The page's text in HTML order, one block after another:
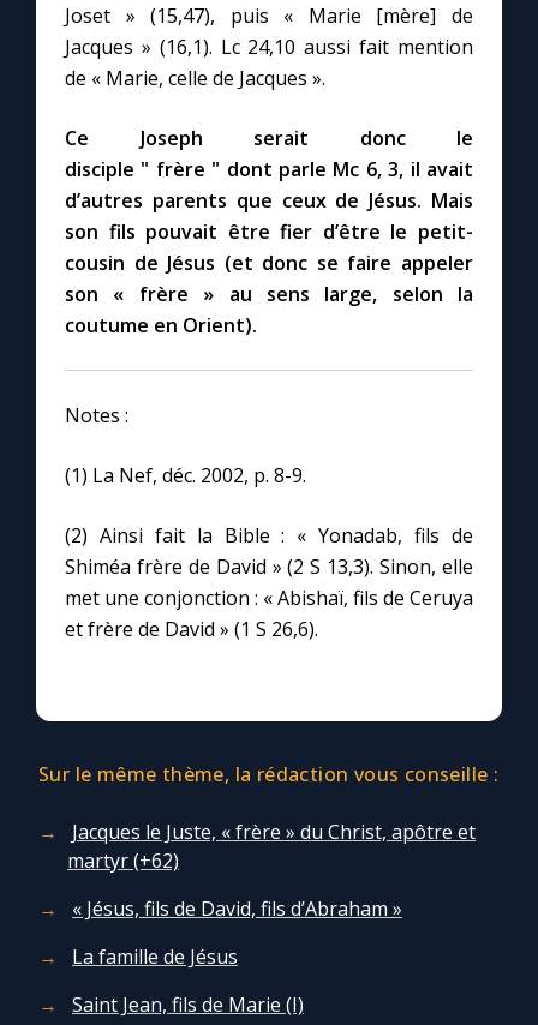
Contact
Faire un don
Marie de Nazareth
Joset » (15,47), puis « Marie [mère] de
Jacques » (16,1). Lc 24,10 aussi fait mention
de « Marie, celle de Jacques ».
Ce Joseph serait donc le
disciple " frère " dont parle Mc 6, 3, il avait
d’autres parents que ceux de Jésus. Mais
son fils pouvait être fier d’être le petit-
cousin de Jésus (et donc se faire appeler
son « frère » au sens large, selon la
coutume en Orient).
Notes :
(1) La Nef, déc. 2002, p. 8-9.
(2) Ainsi fait la Bible : « Yonadab, fils de
Shiméa frère de David » (2 S 13,3). Sinon, elle
met une conjonction : « Abishaï, fils de Ceruya
et frère de David » (1 S 26,6).
Sur le même thème, la rédaction vous conseille :
Jacques le Juste, « frère » du Christ, apôtre et
martyr (+62)
« Jésus, fils de David, fils d’Abraham »
La famille de Jésus
Saint Jean, fils de Marie (I)